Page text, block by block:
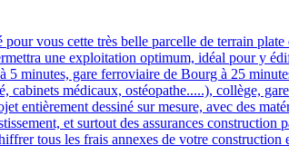
vous cette très belle parcelle de terrain
une exploitation optimum, idéal pour y
minutes, gare ferroviaire de Bourg à 25
cabinets médicaux, ostéopathe.....), collège,
entièrement dessiné sur mesure, avec des
et surtout des assurances
tous les frais annexes de votre